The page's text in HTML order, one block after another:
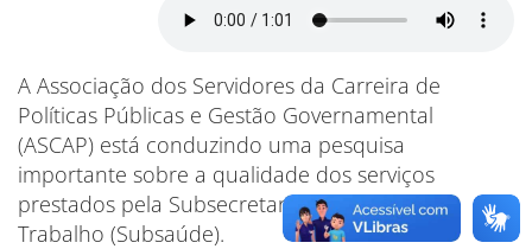
A Associação dos Servidores da Carreira de
Políticas Públicas e Gestão Governamental
(ASCAP) está conduzindo uma pesquisa
importante sobre a qualidade dos serviços
prestados pela Subsecretaria de Saúde no
Trabalho (Subsaúde).